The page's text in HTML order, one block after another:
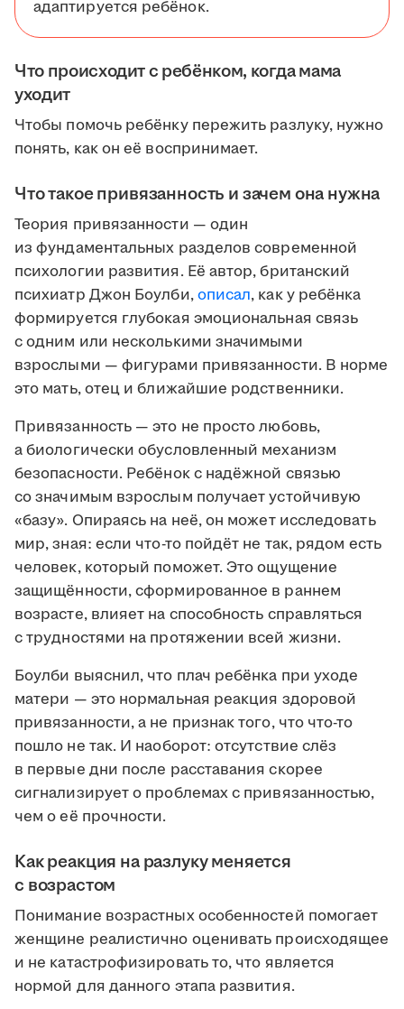
адаптируется ребёнок.
Что происходит с ребёнком, когда мама
уходит
Чтобы помочь ребёнку пережить разлуку, нужно
понять, как он её воспринимает.
Что такое привязанность и зачем она нужна
Теория привязанности — один
из фундаментальных разделов современной
психологии развития. Её автор, британский
психиатр Джон Боулби,описал, как у ребёнка
формируется глубокая эмоциональная связь
с одним или несколькими значимыми
взрослыми — фигурами привязанности. В норме
это мать, отец и ближайшие родственники.
Привязанность — это не просто любовь,
а биологически обусловленный механизм
безопасности. Ребёнок с надёжной связью
со значимым взрослым получает устойчивую
«базу». Опираясь на неё, он может исследовать
мир, зная: если что-то пойдёт не так, рядом есть
человек, который поможет. Это ощущение
защищённости, сформированное в раннем
возрасте, влияет на способность справляться
с трудностями на протяжении всей жизни.
Боулби выяснил, что плач ребёнка при уходе
матери — это нормальная реакция здоровой
привязанности, а не признак того, что что-то
пошло не так. И наоборот: отсутствие слёз
в первые дни после расставания скорее
сигнализирует о проблемах с привязанностью,
чем о её прочности.
Как реакция на разлуку меняется
с возрастом
Понимание возрастных особенностей помогает
женщине реалистично оценивать происходящее
и не катастрофизировать то, что является
нормой для данного этапа развития.